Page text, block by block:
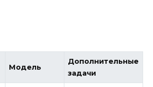
Модель
Дополнительные
задачи